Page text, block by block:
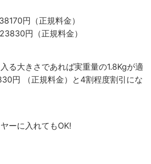
円（正規料金）
円（正規料金）
る大きさであれば実重量の1.8Kgが適
円 （正規料金）と4割程度割引にな
ーに入れてもOK!